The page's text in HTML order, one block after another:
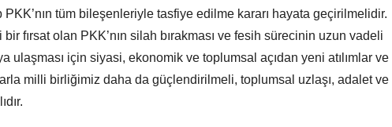
PKK’nın tüm bileşenleriyle tasfiye edilme kararı hayata geçirilmelidir.
fırsat olan PKK’nın silah bırakması ve fesih sürecinin uzun vadeli
ulaşması için siyasi, ekonomik ve toplumsal açıdan yeni atılımlar ve
milli birliğimiz daha da güçlendirilmeli, toplumsal uzlaşı, adalet ve